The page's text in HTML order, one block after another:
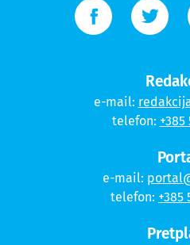
e-mail:
telefon: +385
e-mail:
telefon: +385